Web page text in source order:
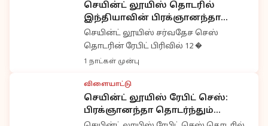
செயின்ட் லூயிஸ் தொடரில்
இந்தியாவின் பிரக்ஞானந்தா
அசத்தல்
செயின்ட் லூயிஸ் சர்வதேச செஸ்
தொடரின் ரேபிட் பிரிவில் 12 �
1 நாட்கள் முன்பு
விளையாட்டு
செயின்ட் லூயிஸ் ரேபிட் செஸ்:
பிரக்ஞானந்தா தொடர்ந்தும்
முதலிடம்